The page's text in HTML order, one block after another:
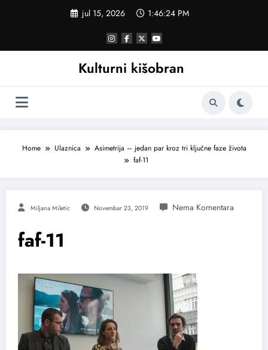
jul 15, 2026 1:46:25 PM
Kulturni kišobran
Home Ulaznica
Asimetrija – jedan par kroz tri ključne faze života
faf-11
Miljana Miletic Novembar 23, 2019
faf-11